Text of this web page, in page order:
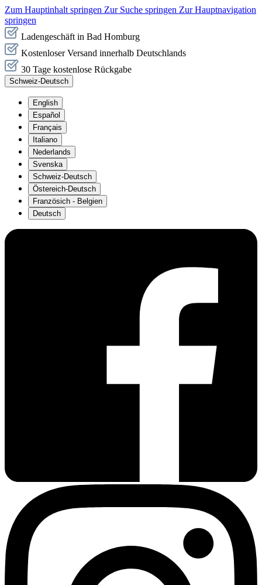
Zum Hauptinhalt springen Zur Suche springen Zur Hauptnavigation
springen
Ladengeschäft in Bad Homburg
Kostenloser Versand innerhalb Deutschlands
30 Tage kostenlose Rückgabe
Schweiz-Deutsch
English
Español
Français
Italiano
Nederlands
Svenska
Schweiz-Deutsch
Östereich-Deutsch
Französich - Belgien
Deutsch